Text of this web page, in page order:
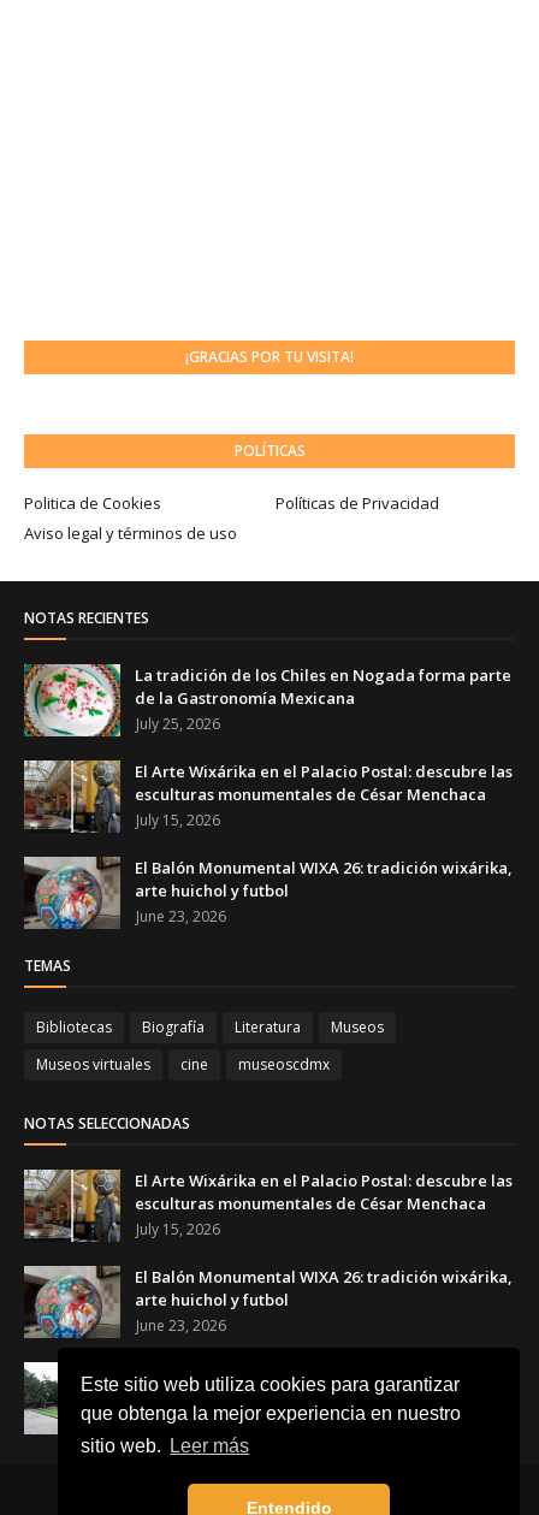
Este sitio web utiliza cookies para garantizar
que obtenga la mejor experiencia en nuestro
sitio web.
Leer más
Entendido
¡GRACIAS POR TU VISITA!
POLÍTICAS
Politica de Cookies
Políticas de Privacidad
Aviso legal y términos de uso
NOTAS RECIENTES
La tradición de los Chiles en Nogada forma parte
de la Gastronomía Mexicana
July 25, 2026
El Arte Wixárika en el Palacio Postal: descubre las
esculturas monumentales de César Menchaca
July 15, 2026
El Balón Monumental WIXA 26: tradición wixárika,
arte huichol y futbol
June 23, 2026
TEMAS
Bibliotecas Biografía Literatura
Museos
Museos virtuales
cine museoscdmx
NOTAS SELECCIONADAS
El Arte Wixárika en el Palacio Postal: descubre las
esculturas monumentales de César Menchaca
July 15, 2026
El Balón Monumental WIXA 26: tradición wixárika,
arte huichol y futbol
June 23, 2026
Canchas Desiguales en el Museo Tamayo: el arte
que transforma el futbol en una reflexión social
June 23, 2026
Acerca de Contacto